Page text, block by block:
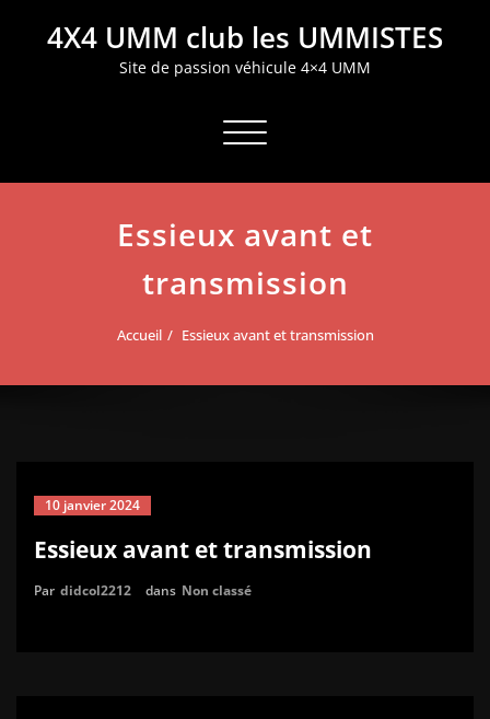
4X4 UMM club les UMMISTES
Site de passion véhicule 4×4 UMM
Afficher/masquer la navigation
Essieux avant et
transmission
Accueil Essieux avant et transmission
10 janvier 2024
Essieux avant et transmission
Par didcol2212 dans Non classé